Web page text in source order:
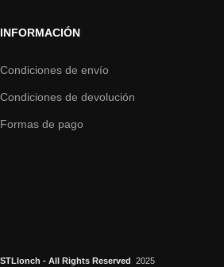
INFORMACIÓN
Condiciones de envío
Condiciones de devolución
Formas de pago
STLlonch - All Rights Reserved 2025